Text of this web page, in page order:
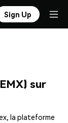
Sign Up
sur
la plateforme